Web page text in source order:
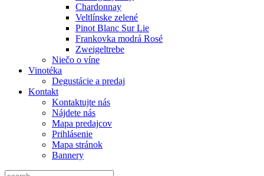
Chardonnay
Veltlínske zelené
Pinot Blanc Sur Lie
Frankovka modrá Rosé
Zweigeltrebe
Niečo o víne
Vinotéka
Degustácie a predaj
Kontakt
Kontaktujte nás
Nájdete nás
Mapa predajcov
Prihlásenie
Mapa stránok
Bannery